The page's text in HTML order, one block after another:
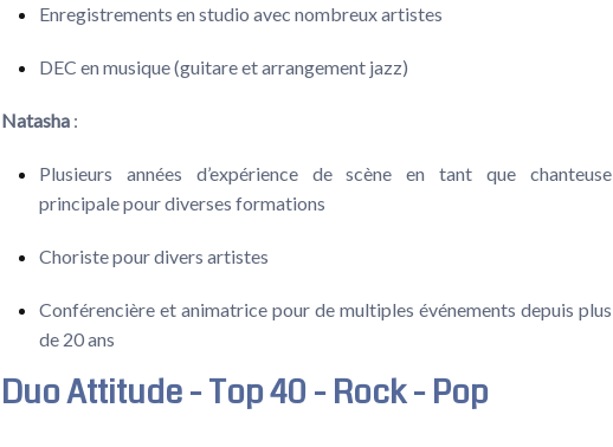
Enregistrements en studio avec nombreux artistes
DEC en musique (guitare et arrangement jazz)
Natasha :
Plusieurs années d’expérience de scène en tant que chanteuse
principale pour diverses formations
Choriste pour divers artistes
Conférencière et animatrice pour de multiples événements depuis plus
de 20 ans
Duo Attitude - Top 40 - Rock - Pop